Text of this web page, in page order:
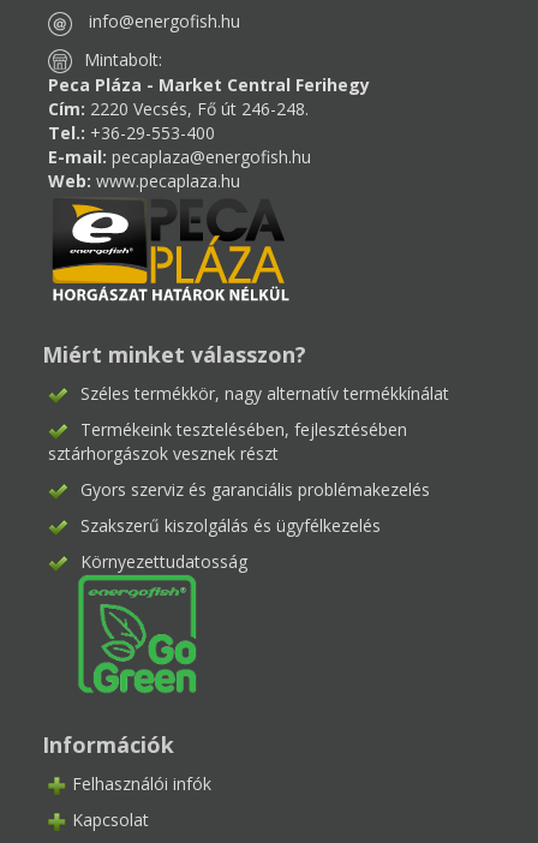
info@energofish.hu
Mintabolt:
Peca Pláza - Market Central Ferihegy
Cím: 2220 Vecsés, Fő út 246-248.
Tel.: +36-29-553-400
E-mail: pecaplaza@energofish.hu
Web: www.pecaplaza.hu
Miért minket válasszon?
Széles termékkör, nagy alternatív termékkínálat
Termékeink tesztelésében, fejlesztésében
sztárhorgászok vesznek részt
Gyors szerviz és garanciális problémakezelés
Szakszerű kiszolgálás és ügyfélkezelés
Környezettudatosság
Információk
Felhasználói infók
Kapcsolat